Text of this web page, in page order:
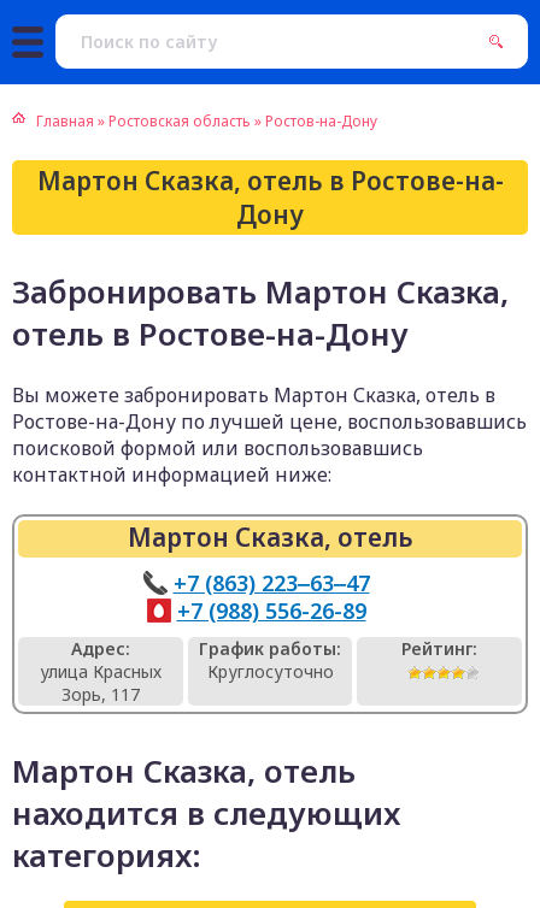
Главная »Ростовская область »Ростов-на-Дону
Мартон Сказка, отель в Ростове-на-
Дону
Забронировать Мартон Сказка,
отель в Ростове-на-Дону
Вы можете забронировать Мартон Сказка, отель в
Ростове-на-Дону по лучшей цене, воспользовавшись
поисковой формой или воспользовавшись
контактной информацией ниже:
Мартон Сказка, отель
+7 (863) 223‒63‒47
+7 (988) 556-26-89
Адрес:
улица Красных
Зорь, 117
График работы:
Круглосуточно
Рейтинг:
Мартон Сказка, отель
находится в следующих
категориях: